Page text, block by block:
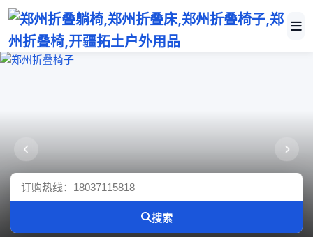
郑州折叠椅子
郑州折叠躺椅
搜索